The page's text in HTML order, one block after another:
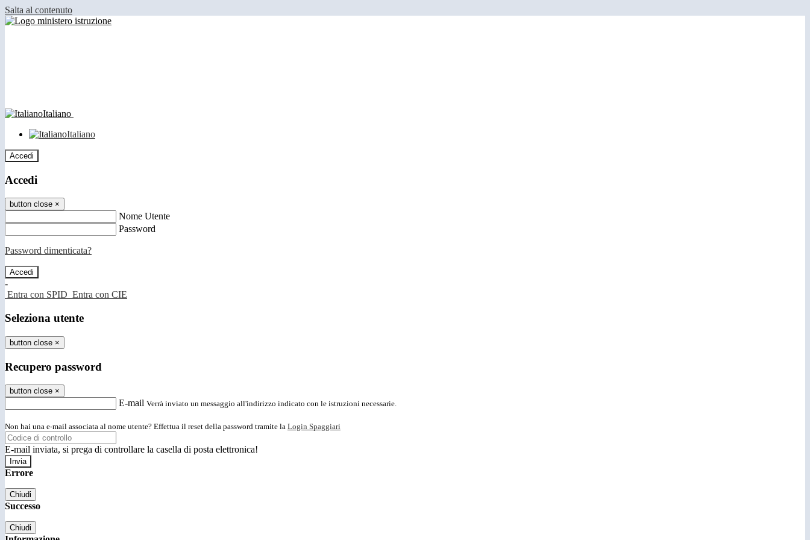
Salta al contenuto
Italiano
Italiano
Accedi
Accedi
button close ×
Nome Utente
Password
Password dimenticata?
-
Entra con SPID Entra con CIE
Seleziona utente
button close ×
Recupero password
button close ×
E-mail Verrà inviato un messaggio all'indirizzo indicato con le istruzioni necessarie.
Non hai una e-mail associata al nome utente? Effettua il reset della password tramite la Login Spaggiari
E-mail inviata, si prega di controllare la casella di posta elettronica!
Errore
Chiudi
Successo
Chiudi